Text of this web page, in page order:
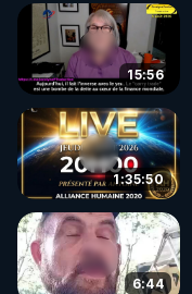
15:56
1:35:50
6:44